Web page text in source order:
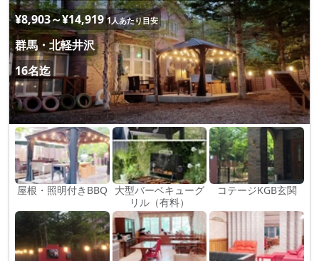
¥8,903～¥14,919 1人あたり目安
群馬・北軽井沢
16名迄
屋根・照明付きBBQ
大型バーベキューグ
リル（有料）
コテージKGB玄関